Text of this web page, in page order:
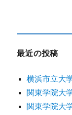
最近の投稿
横浜市立
関東学院大
関東学院